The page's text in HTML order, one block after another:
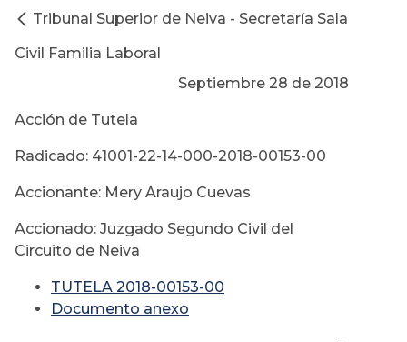
Tribunal Superior de Neiva - Secretaría Sala
Civil Familia Laboral
Septiembre 28 de 2018
Acción de Tutela
Radicado: 41001-22-14-000-2018-00153-00
Accionante: Mery Araujo Cuevas
Accionado: Juzgado Segundo Civil del
Circuito de Neiva
TUTELA 2018-00153-00
Documento anexo